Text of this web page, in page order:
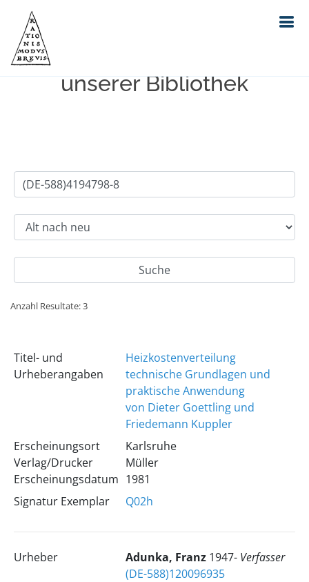
Einfache Suche im Bestand
unserer Bibliothek
Anzahl Resultate: 3
Titel- und
Urheberangaben
Heizkostenverteilung
technische Grundlagen und
praktische Anwendung
von Dieter Goettling und
Friedemann Kuppler
Erscheinungsort
Verlag/Drucker
Erscheinungsdatum
Karlsruhe
Müller
1981
Signatur Exemplar
Q02h
Urheber Adunka, Franz 1947- Verfasser
(DE-588)120096935